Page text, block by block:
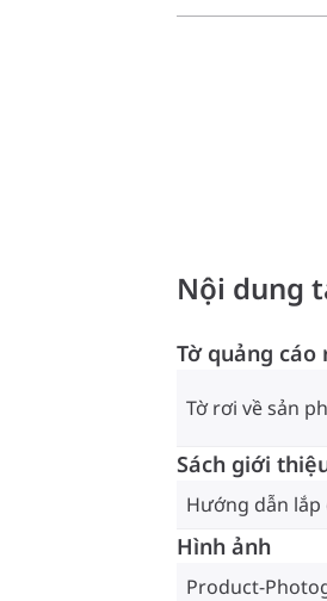
Nội dung
Tờ quảng cáo
Tờ rơi về sản
Sách giới
Hướng dẫn lắp
Hình ảnh
Product-